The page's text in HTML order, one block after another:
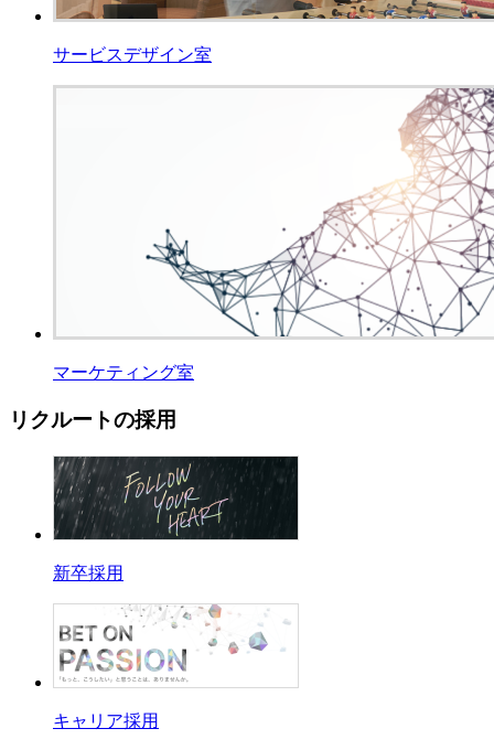
サービスデザイン室
マーケティング室
リクルートの採用
新卒採用
キャリア採用